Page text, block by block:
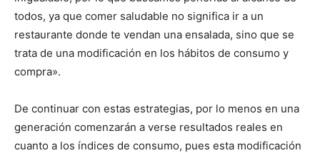
todos, ya que comer saludable no significa ir a un
restaurante donde te vendan una ensalada, sino que se
trata de una modificación en los hábitos de consumo y
compra».
De continuar con estas estrategias, por lo menos en una
generación comenzarán a verse resultados reales en
cuanto a los índices de consumo, pues esta modificación